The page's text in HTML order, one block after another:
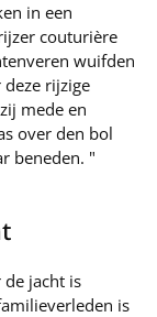
in een
couturière
wuifden
rijzige
mede en
over den bol
beneden. "
jacht is
is